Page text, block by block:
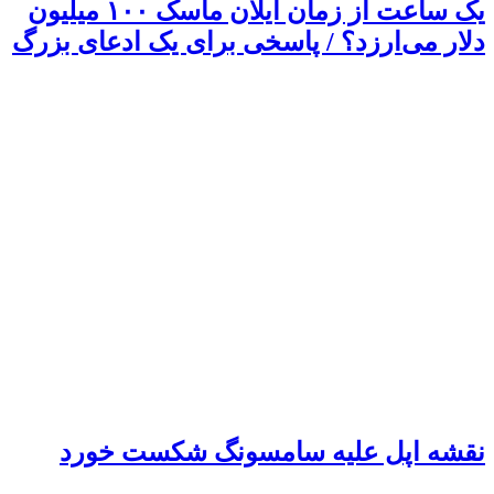
یک ساعت از زمان ایلان ماسک ۱۰۰ میلیون
دلار می‌ارزد؟ / پاسخی برای یک ادعای بزرگ
نقشه اپل علیه سامسونگ شکست خورد